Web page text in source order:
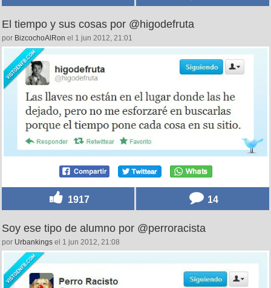
El tiempo y sus cosas por @higodefruta
por BizcochoAlRon el 1 jun 2012, 21:01
1917 14
Soy ese tipo de alumno por @perroracista
por Urbankings el 1 jun 2012, 21:08